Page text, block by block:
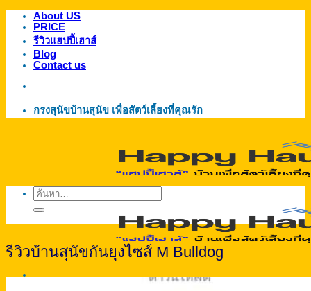
ข้าม
เนื้อหา
About US
PRICE
รีวิวแฮปปี้เฮาส์
Blog
Contact us
กรงสุนัขบ้านสุนัข เพื่อสัตว์เลี้ยงที่คุณรัก
ค้นหา:
รีวิวบ้านสุนัขกันยุงไซส์ M Bulldog